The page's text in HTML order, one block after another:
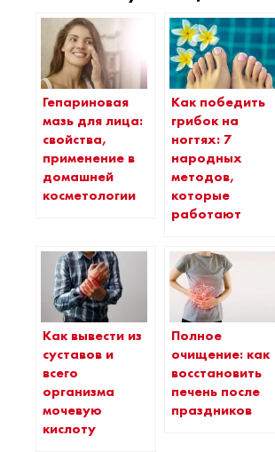
Гепариновая
мазь для лица:
свойства,
применение в
домашней
косметологии
Как победить
грибок на
ногтях: 7
народных
методов,
которые
работают
Как вывести из
суставов и
всего
организма
мочевую
кислоту
Полное
очищение: как
восстановить
печень после
праздников